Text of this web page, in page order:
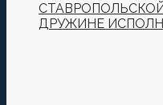
ДРУЖИНЕ